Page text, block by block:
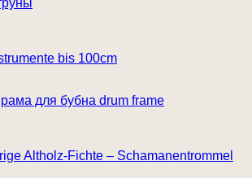
bis 100cm
Altholz-Fichte – Schamanentrommel